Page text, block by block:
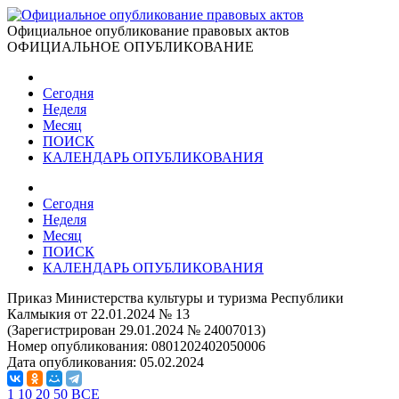
Официальное опубликование правовых актов
ОФИЦИАЛЬНОЕ ОПУБЛИКОВАНИЕ
Сегодня
Неделя
Месяц
ПОИСК
КАЛЕНДАРЬ ОПУБЛИКОВАНИЯ
Сегодня
Неделя
Месяц
ПОИСК
КАЛЕНДАРЬ ОПУБЛИКОВАНИЯ
Приказ Министерства культуры и туризма Республики
Калмыкия от 22.01.2024 № 13
(Зарегистрирован 29.01.2024 № 24007013)
Номер опубликования: 0801202402050006
Дата опубликования: 05.02.2024
1 10 20 50 ВСЕ